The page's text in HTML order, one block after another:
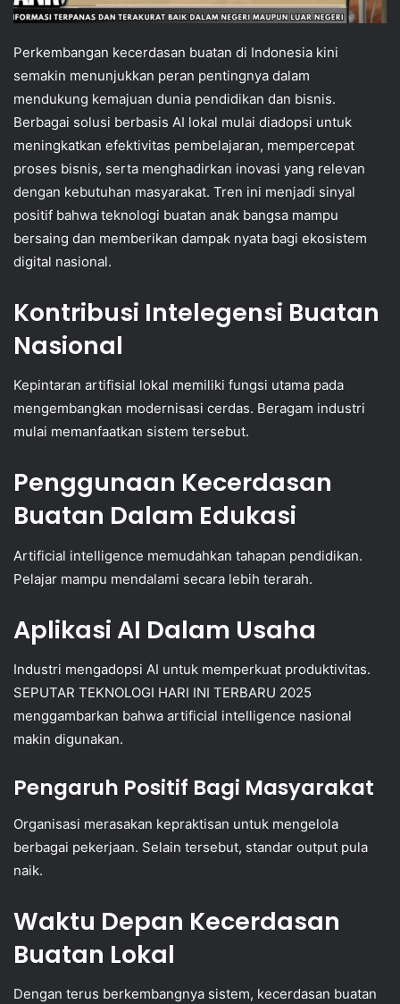
Perkembangan kecerdasan buatan di Indonesia kini
semakin menunjukkan peran pentingnya dalam
mendukung kemajuan dunia pendidikan dan bisnis.
Berbagai solusi berbasis AI lokal mulai diadopsi untuk
meningkatkan efektivitas pembelajaran, mempercepat
proses bisnis, serta menghadirkan inovasi yang relevan
dengan kebutuhan masyarakat. Tren ini menjadi sinyal
positif bahwa teknologi buatan anak bangsa mampu
bersaing dan memberikan dampak nyata bagi ekosistem
digital nasional.
Kontribusi Intelegensi Buatan
Nasional
Kepintaran artifisial lokal memiliki fungsi utama pada
mengembangkan modernisasi cerdas. Beragam industri
mulai memanfaatkan sistem tersebut.
Penggunaan Kecerdasan
Buatan Dalam Edukasi
Artificial intelligence memudahkan tahapan pendidikan.
Pelajar mampu mendalami secara lebih terarah.
Aplikasi AI Dalam Usaha
Industri mengadopsi AI untuk memperkuat produktivitas.
SEPUTAR TEKNOLOGI HARI INI TERBARU 2025
menggambarkan bahwa artificial intelligence nasional
makin digunakan.
Pengaruh Positif Bagi Masyarakat
Organisasi merasakan kepraktisan untuk mengelola
berbagai pekerjaan. Selain tersebut, standar output pula
naik.
Waktu Depan Kecerdasan
Buatan Lokal
Dengan terus berkembangnya sistem, kecerdasan buatan